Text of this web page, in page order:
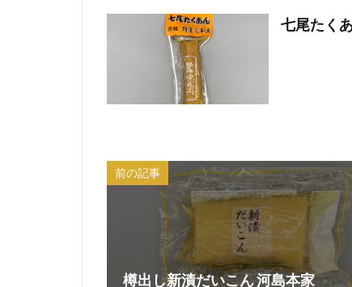
七尾たく
前の記事
樽出し新漬だいこん 河島本家